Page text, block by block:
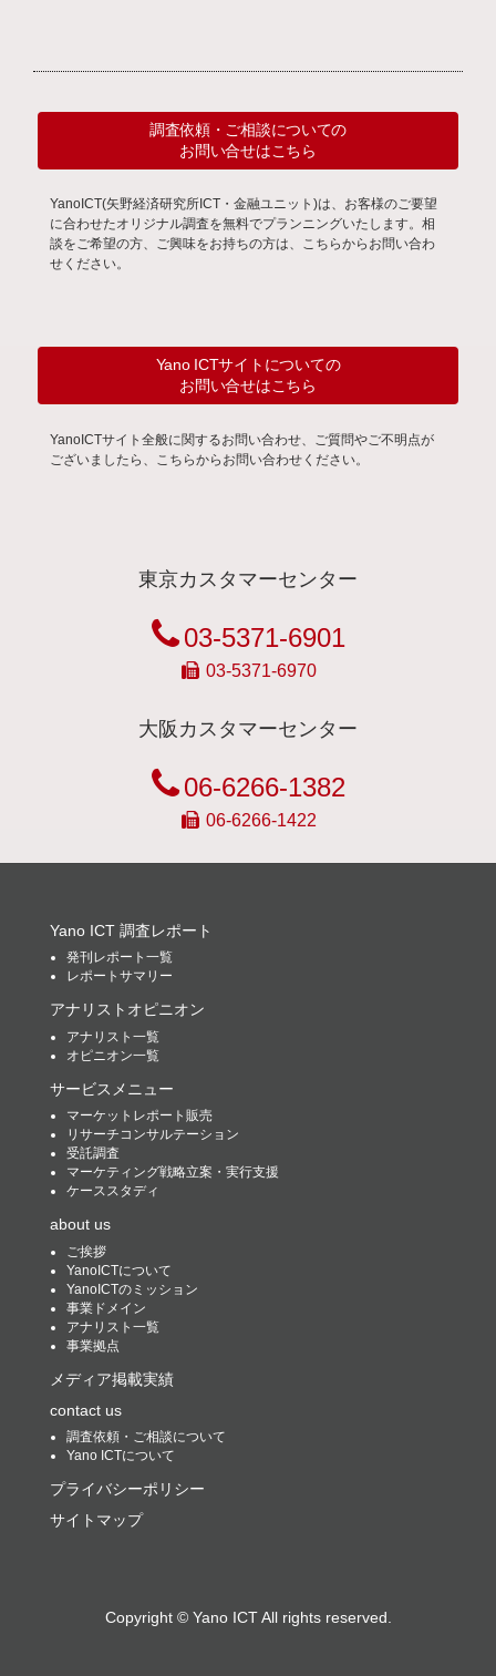
調査依頼・ご相談についての
お問い合せはこちら
YanoICT(矢野経済研究所ICT・金融ユニット)は、お客様のご要望
に合わせたオリジナル調査を無料でプランニングいたします。相
談をご希望の方、ご興味をお持ちの方は、こちらからお問い合わ
せください。
Yano ICTサイトについての
お問い合せはこちら
YanoICTサイト全般に関するお問い合わせ、ご質問やご不明点が
ございましたら、こちらからお問い合わせください。
東京カスタマーセンター
03-5371-6901
03-5371-6970
大阪カスタマーセンター
06-6266-1382
06-6266-1422
Yano ICT 調査レポート
発刊レポート一覧
レポートサマリー
アナリストオピニオン
アナリスト一覧
オピニオン一覧
サービスメニュー
マーケットレポート販売
リサーチコンサルテーション
受託調査
マーケティング戦略立案・実行支援
ケーススタディ
about us
ご挨拶
YanoICTについて
YanoICTのミッション
事業ドメイン
アナリスト一覧
事業拠点
メディア掲載実績
contact us
調査依頼・ご相談について
Yano ICTについて
プライバシーポリシー
サイトマップ
Copyright © Yano ICTAll rights reserved.